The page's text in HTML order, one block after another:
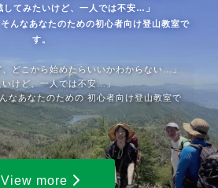
してみたいけど、一人では不安…」
んなあなたのための初心者向け登山教室で
す。
、どこから始めたらいいかわからない…」
いけど、一人では不安…」
なあなたのための 初心者向け登山教室で
View more